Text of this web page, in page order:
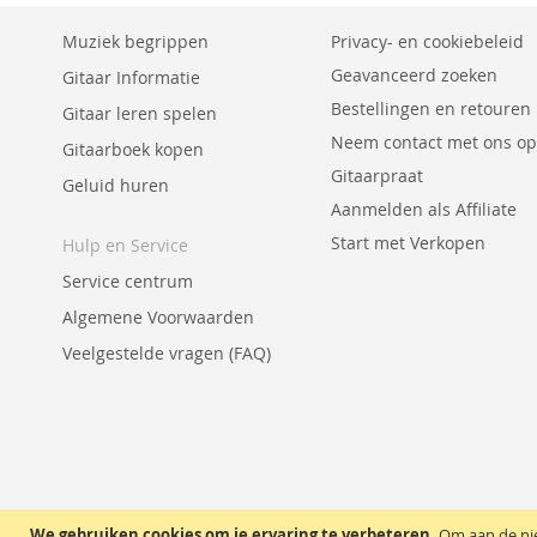
Muziek begrippen
Gitaar Informatie
Gitaar leren spelen
Gitaarboek kopen
Geluid huren
Hulp en Service
Service centrum
Algemene Voorwaarden
Veelgestelde vragen (FAQ)
Privacy- en cookiebeleid
Geavanceerd zoeken
Bestellingen en retouren
Neem contact met ons op
Gitaarpraat
Aanmelden als Affiliate
Start met Verkopen